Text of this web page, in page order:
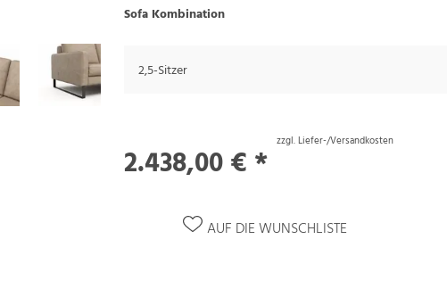
Sofa Kombination
2,5-Sitzer
2.438,00 € *
zzgl. Liefer-/Versandkosten
AUF DIE WUNSCHLISTE